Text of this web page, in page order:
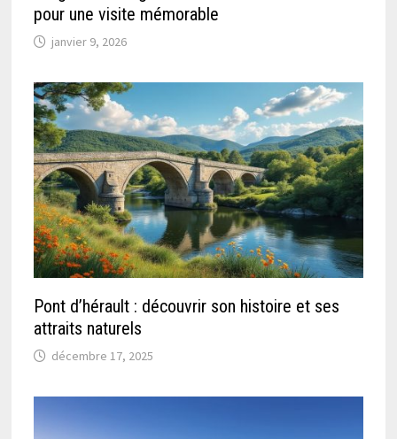
pour une visite mémorable
janvier 9, 2026
Pont d’hérault : découvrir son histoire et ses
attraits naturels
décembre 17, 2025